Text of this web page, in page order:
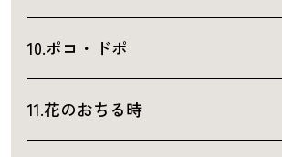
10.ポコ・ドポ
11.花のおちる時